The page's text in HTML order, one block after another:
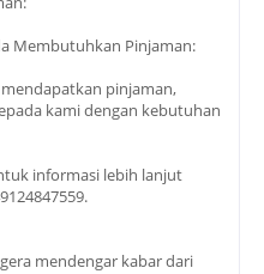
Membutuhkan Pinjaman:
pinjaman,
kami dengan kebutuhan
informasi lebih lanjut
mendengar kabar dari